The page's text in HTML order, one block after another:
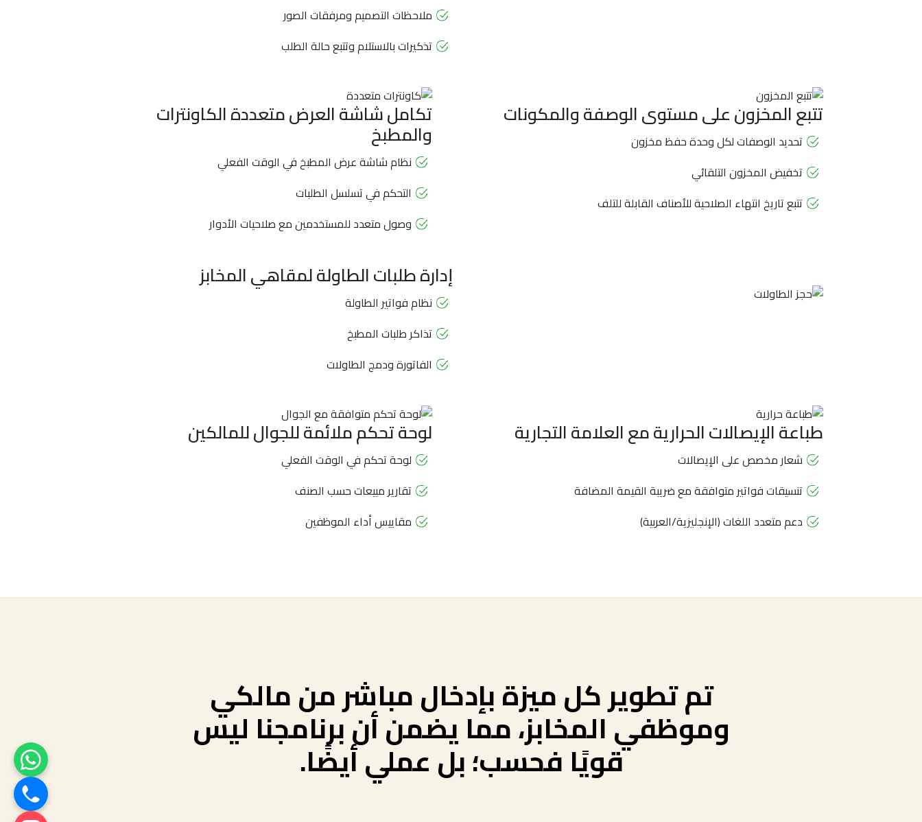
ملاحظات التصميم ومرفقات الصور
تذكيرات بالاستلام وتتبع حالة الطلب
تتبع المخزون على مستوى الوصفة والمكونات
تحديد الوصفات لكل وحدة حفظ مخزون
تخفيض المخزون التلقائي
تتبع تاريخ انتهاء الصلاحية للأصناف القابلة للتلف
تكامل شاشة العرض متعددة الكاونترات
والمطبخ
نظام شاشة عرض المطبخ في الوقت الفعلي
التحكم في تسلسل الطلبات
وصول متعدد للمستخدمين مع صلاحيات الأدوار
إدارة طلبات الطاولة لمقاهي المخابز
نظام فواتير الطاولة
تذاكر طلبات المطبخ
الفاتورة ودمج الطاولات
طباعة الإيصالات الحرارية مع العلامة التجارية
شعار مخصص على الإيصالات
تنسيقات فواتير متوافقة مع ضريبة القيمة المضافة
دعم متعدد اللغات (الإنجليزية/العربية)
لوحة تحكم ملائمة للجوال للمالكين
لوحة تحكم في الوقت الفعلي
تقارير مبيعات حسب الصنف
مقاييس أداء الموظفين
تم تطوير كل ميزة بإدخال مباشر من مالكي
وموظفي المخابز، مما يضمن أن برنامجنا ليس
قويًا فحسب؛ بل عملي أيضًا.